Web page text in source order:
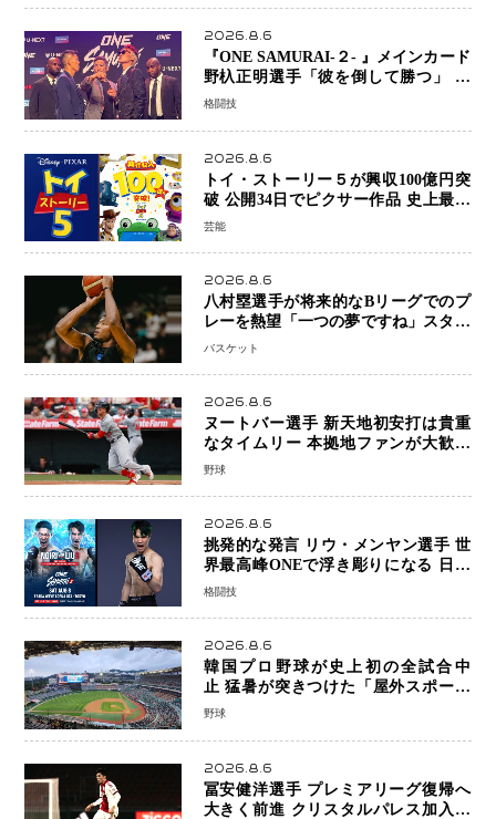
2026.8.6
『ONE SAMURAI-２- 』メインカード
野杁正明選手「彼を倒して勝つ」 リ
ウ・メンヤンとの因縁に決着へ 再起
初戦
格闘技
2026.8.6
トイ・ストーリー５が興収100億円突
破 公開34日でピクサー作品 史上最速
日本歴代シリーズ最高更新も目前
芸能
2026.8.6
八村塁選手が将来的なBリーグでのプ
レーを熱望「一つの夢ですね」スター
帰還がリーグ価値を押し上げる可能性
バスケット
2026.8.6
ヌートバー選手 新天地初安打は貴重
なタイムリー 本拠地ファンが大歓声
笑顔で歓喜
野球
2026.8.6
挑発的な発言 リウ・メンヤン選手 世
界最高峰ONEで浮き彫りになる 日本
キックボクシングが直面する“技術
格闘技
2026.8.6
韓国プロ野球が史上初の全試合中
止 猛暑が突きつけた「屋外スポーツ
の限界」 日本発のドーム型施設時代
野球
2026.8.6
冨安健洋選手 プレミアリーグ復帰へ
大きく前進 クリスタルパレス加入目